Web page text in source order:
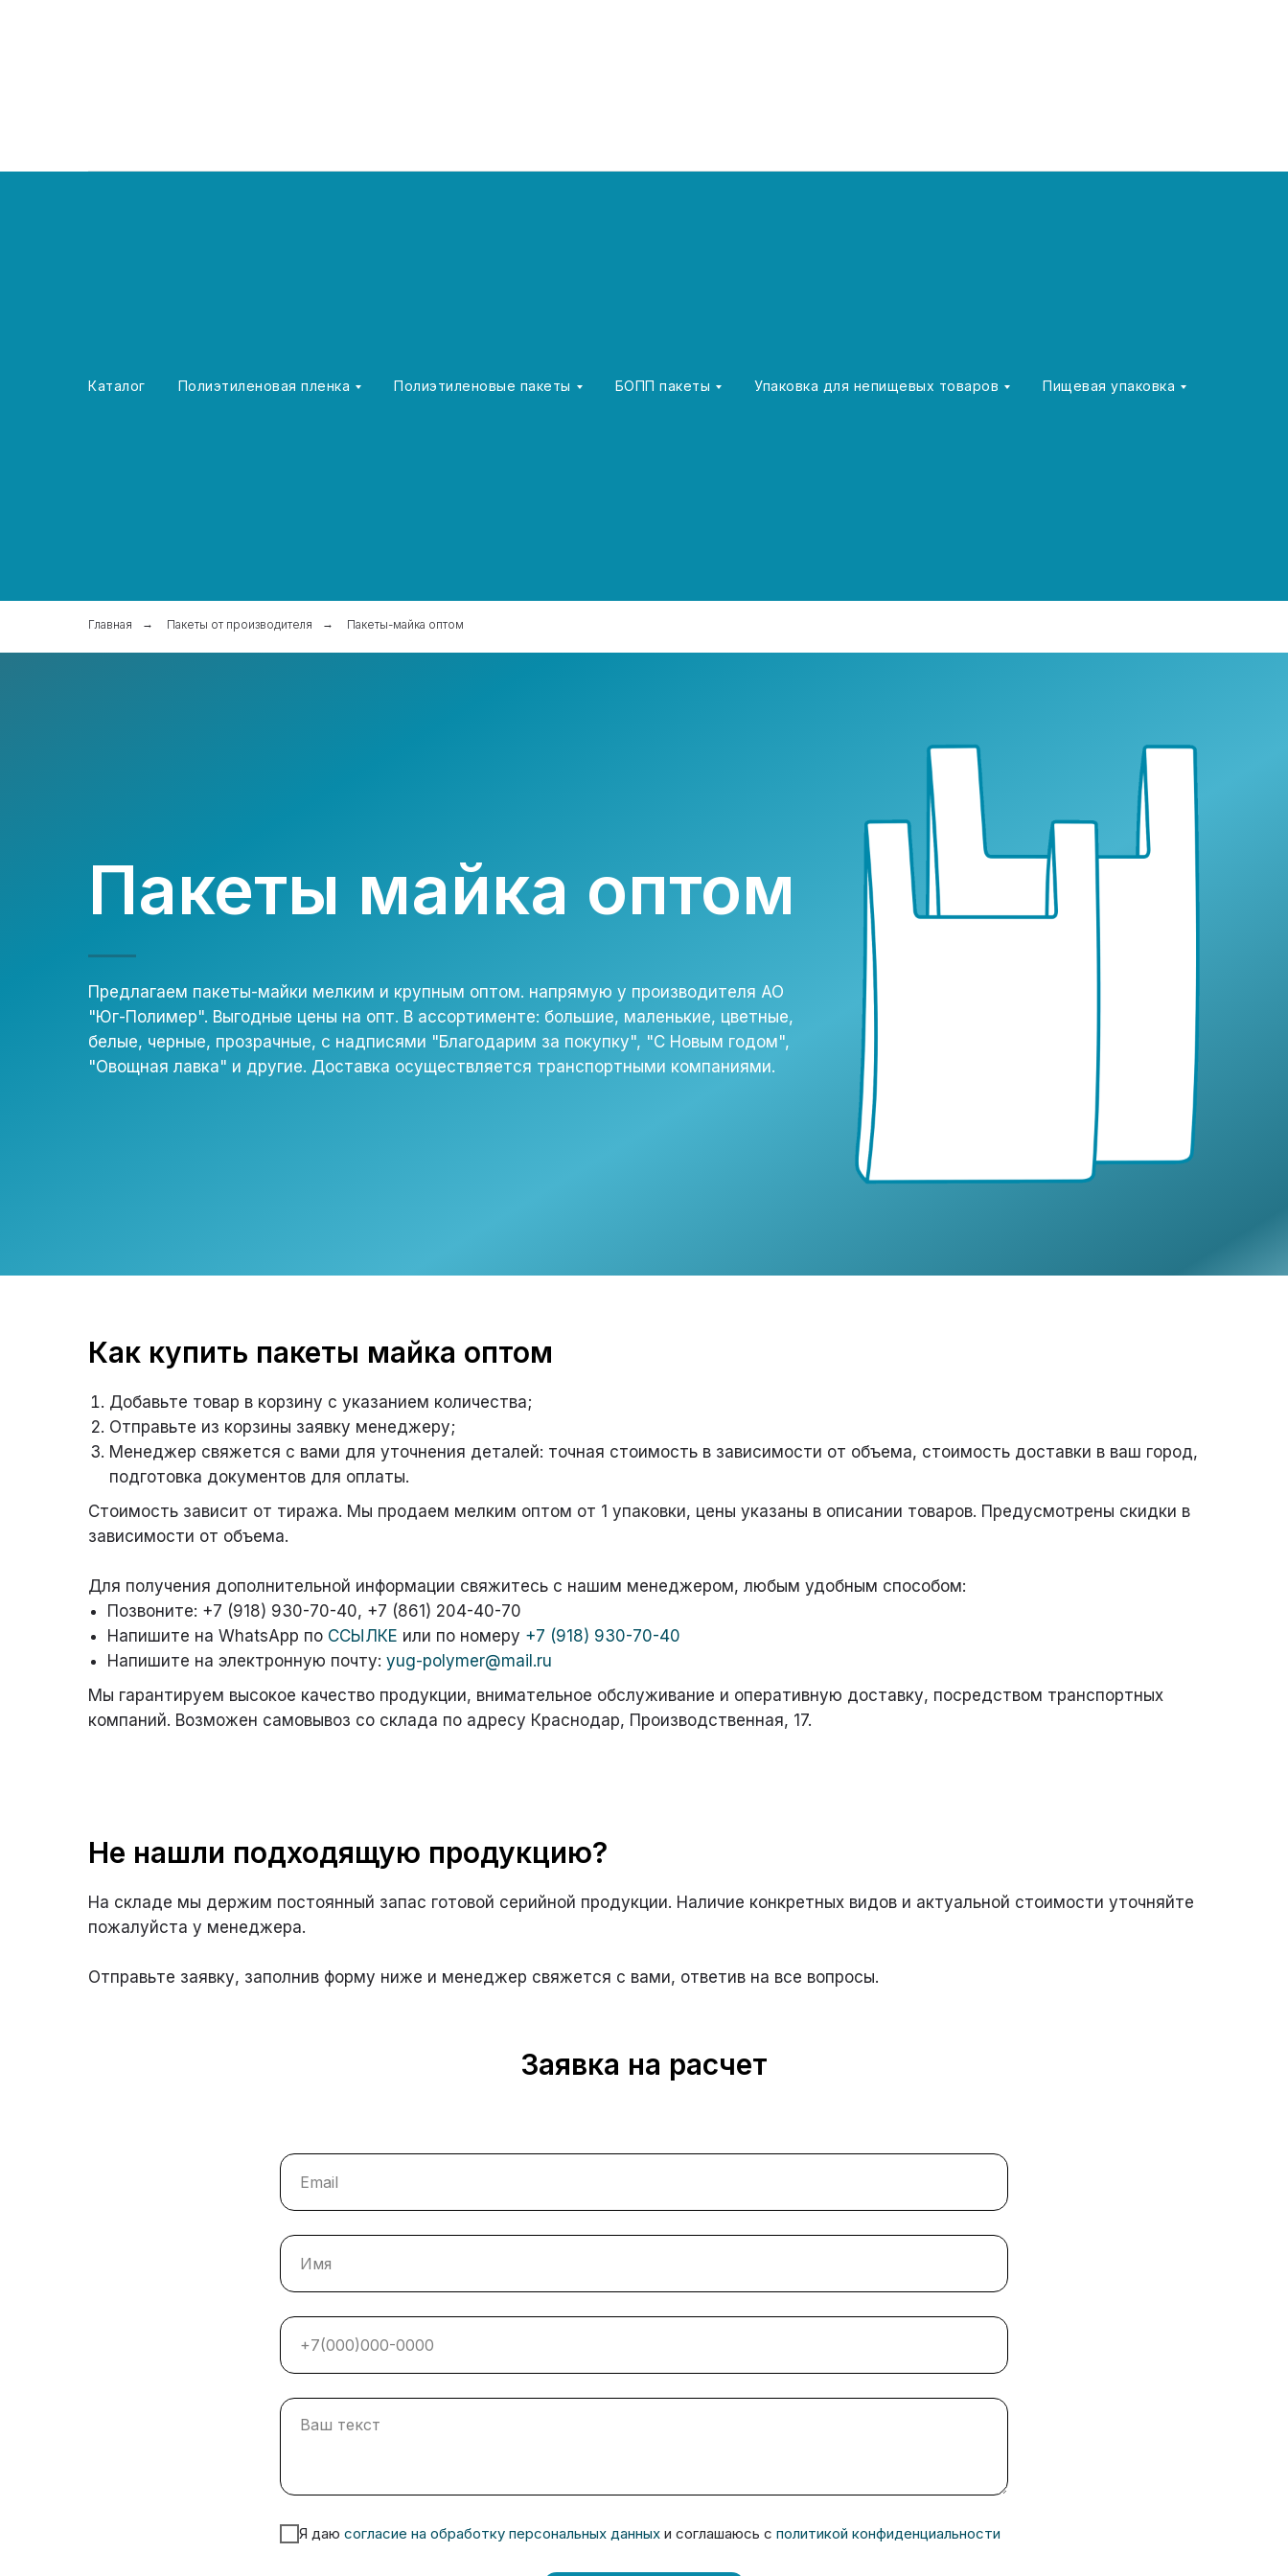
Каталог Полиэтиленовая пленка Полиэтиленовые пакеты БОПП пакеты Упаковка для непищевых товаров Пищевая упаковка
Главная → Пакеты от производителя → Пакеты-майка оптом
Пакеты майка оптом
Предлагаем пакеты-майки мелким и крупным оптом. напрямую у производителя АО
"Юг-Полимер". Выгодные цены на опт. В ассортименте: большие, маленькие, цветные,
белые, черные, прозрачные, с надписями "Благодарим за покупку", "С Новым годом",
"Овощная лавка" и другие. Доставка осуществляется транспортными компаниями.
Как купить пакеты майка оптом
Добавьте товар в корзину с указанием количества;
Отправьте из корзины заявку менеджеру;
Менеджер свяжется с вами для уточнения деталей: точная стоимость в зависимости от объема, стоимость доставки в ваш город,
подготовка документов для оплаты.
Стоимость зависит от тиража. Мы продаем мелким оптом от 1 упаковки, цены указаны в описании товаров. Предусмотрены скидки в
зависимости от объема.
Для получения дополнительной информации свяжитесь с нашим менеджером, любым удобным способом:
Позвоните: +7 (918) 930-70-40, +7 (861) 204-40-70
Напишите на WhatsApp по ССЫЛКЕ или по номеру +7 (918) 930-70-40
Напишите на электронную почту: yug-polymer@mail.ru
Мы гарантируем высокое качество продукции, внимательное обслуживание и оперативную доставку, посредством транспортных
компаний. Возможен самовывоз со склада по адресу Краснодар, Производственная, 17.
Не нашли подходящую продукцию?
На складе мы держим постоянный запас готовой серийной продукции. Наличие конкретных видов и актуальной стоимости уточняйте
пожалуйста у менеджера.
Отправьте заявку, заполнив форму ниже и менеджер свяжется с вами, ответив на все вопросы.
Заявка на расчет
Я даю согласие на обработку персональных данных и соглашаюсь c политикой конфиденциальности
Получите выгодное предложение
и гибкой упаковки!
Для расчета цены
укажите ваше имя и
телефон, и нажмите на
кнопку "Отправить!"
Сделано в